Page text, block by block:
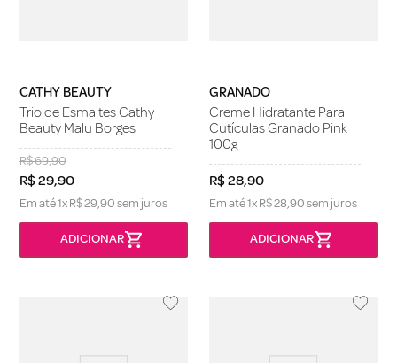
CATHY BEAUTY
Trio de Esmaltes Cathy
Beauty Malu Borges
R$69,90
R$29,90
Em até1xR$29,90sem juros
GRANADO
Creme Hidratante Para
Cutículas Granado Pink
100g
R$28,90
Em até1xR$28,90sem juros